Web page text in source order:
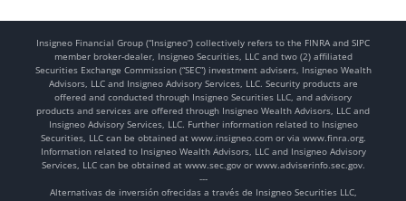
Insigneo Financial Group (“Insigneo”) collectively refers to the FINRA and SIPC
member broker-dealer, Insigneo Securities, LLC and two (2) affiliated
Securities Exchange Commission (“SEC”) investment advisers, Insigneo Wealth
Advisors, LLC and Insigneo Advisory Services, LLC. Security products are
offered and conducted through Insigneo Securities LLC, and advisory
products and services are offered through Insigneo Wealth Advisors, LLC and
Insigneo Advisory Services, LLC. Further information related to Insigneo
Securities, LLC can be obtained at www.insigneo.com or via www.finra.org.
Information related to Insigneo Wealth Advisors, LLC and Insigneo Advisory
Services, LLC can be obtained at www.sec.gov or www.adviserinfo.sec.gov.
---
Alternativas de inversión ofrecidas a través de Insigneo Securities LLC,